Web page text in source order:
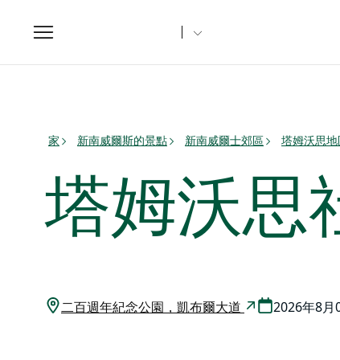
Toggle
navigation
家 新南威爾斯的景點 新南威爾士郊區 塔姆沃思
塔姆沃思
二百週年紀念公園，凱布爾大道 2026年8月